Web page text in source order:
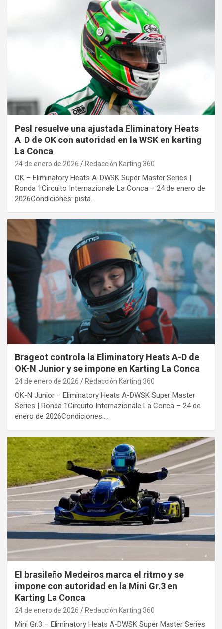
Pesl resuelve una ajustada Eliminatory Heats
A-D de OK con autoridad en la WSK en karting
La Conca
24 de enero de 2026 Redacción Karting 360
OK – Eliminatory Heats A-DWSK Super Master Series |
Ronda 1Circuito Internazionale La Conca – 24 de enero de
2026Condiciones: pista…
Brageot controla la Eliminatory Heats A-D de
OK-N Junior y se impone en Karting La Conca
24 de enero de 2026 Redacción Karting 360
OK-N Junior – Eliminatory Heats A-DWSK Super Master
Series | Ronda 1Circuito Internazionale La Conca – 24 de
enero de 2026Condiciones:…
El brasileño Medeiros marca el ritmo y se
impone con autoridad en la Mini Gr.3 en
Karting La Conca
24 de enero de 2026 Redacción Karting 360
Mini Gr.3 – Eliminatory Heats A-DWSK Super Master Series